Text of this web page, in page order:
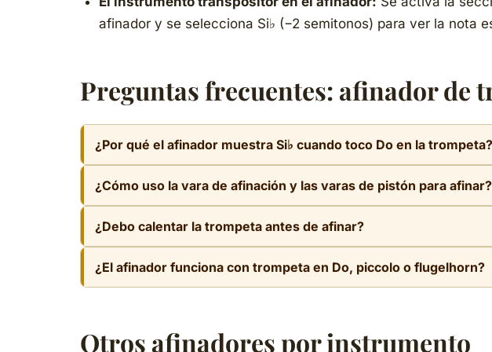
afinador y se selecciona Si♭ (−2 semitonos) para ver la nota
Preguntas frecuentes: afinador de
¿Por qué el afinador muestra Si♭ cuando toco Do en la trompeta?
es un Si♭, una segunda mayor por debajo. El afinador muestra
¿Cómo uso la vara de afinación y las varas de pistón para afinar?
a subir el tono al usarlos combinados. Empujar la vara alarga el tubo
¿Debo calentar la trompeta antes de afinar?
agua. Un instrumento frío puede estar 20-30 cents por debajo de la
¿El afinador funciona con trompeta en Do, piccolo o flugelhorn?
Otros afinadores por instrumento